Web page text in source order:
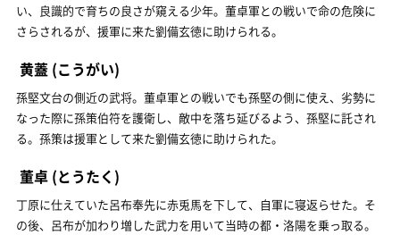
い、良識的で育ちの良さが窺える少年。董卓軍との戦いで命の危険に
さらされるが、援軍に来た劉備玄徳に助けられる。
黄蓋 (こうがい)
孫堅文台の側近の武将。董卓軍との戦いでも孫堅の側に使え、劣勢に
なった際に孫策伯符を護衛し、敵中を落ち延びるよう、孫堅に託され
る。孫策は援軍として来た劉備玄徳に助けられた。
董卓 (とうたく)
丁原に仕えていた呂布奉先に赤兎馬を下して、自軍に寝返らせた。そ
の後、呂布が加わり増した武力を用いて当時の都・洛陽を乗っ取る。